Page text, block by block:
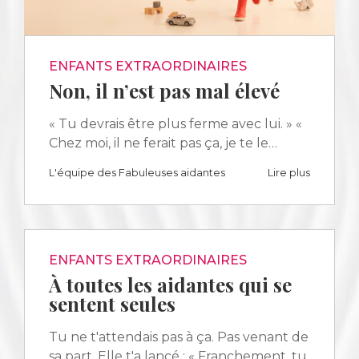
ENFANTS EXTRAORDINAIRES
Non, il n’est pas mal élevé
« Tu devrais être plus ferme avec lui. » «
Chez moi, il ne ferait pas ça, je te le…
L'équipe des Fabuleuses aidantes Lire plus
ENFANTS EXTRAORDINAIRES
À toutes les aidantes qui se
sentent seules
Tu ne t'attendais pas à ça. Pas venant de